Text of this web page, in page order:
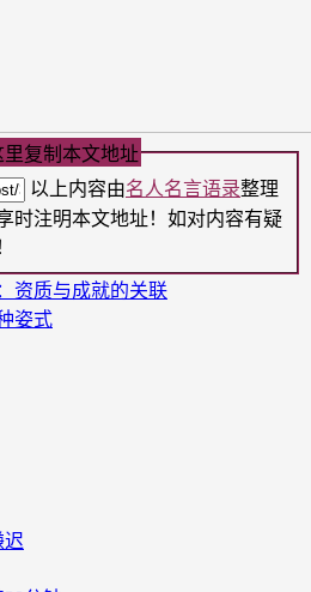
里复制本文地址
以上内容由名人名言语录整理
时注明本文地址！如对内容有疑
资质与成就的关联
姿式
迟